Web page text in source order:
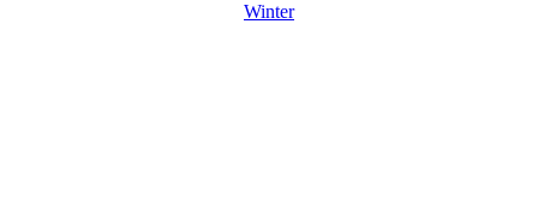
Winter